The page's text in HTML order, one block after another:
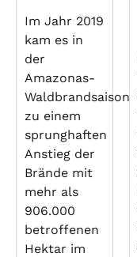
Im Jahr 2019
kam es in
der
Amazonas-
Waldbrandsaison
zu einem
sprunghaften
Anstieg der
Brände mit
mehr als
906.000
betroffenen
Hektar im